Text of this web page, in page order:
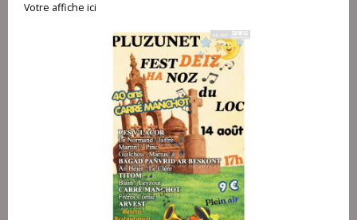
Votre affiche ici